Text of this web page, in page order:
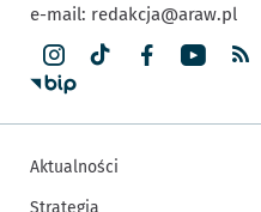
e-mail: redakcja@araw.pl
Aktualności
Strategia